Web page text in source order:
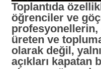
Toplantıda
öğrenciler ve
üreten ve
olarak değil,
açıkları kapatan